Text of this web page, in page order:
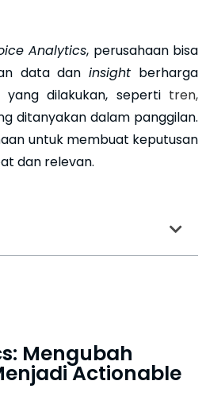
Analytics, perusahaan bisa
data daninsight berharga
dilakukan, seperti tren,
ditanyakan dalam panggilan.
untuk membuat keputusan
dan relevan.
Mengubah
Actionable